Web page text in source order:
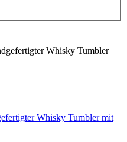
Whisky Tumbler mit